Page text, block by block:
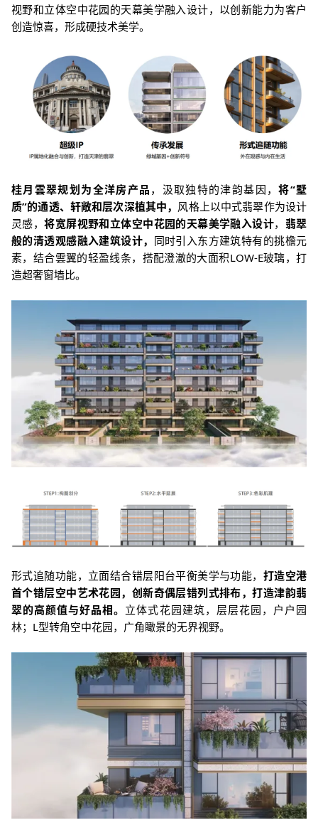
视野和立体空中花园的天幕美学融入设计，以创新能力为客户
创造惊喜，形成硬技术美学。
桂月雲翠规划为全洋房产品 ，汲取独特的津韵基因，将“墅
质”的通透、轩敞和层次深植其中， 风格上以中式翡翠作为设计
灵感，将宽屏视野和立体空中花园的天幕美学融入设计， 翡翠
般的清透观感融入建筑设计， 同时引入东方建筑特有的挑檐元
素，结合雲翼的轻盈线条，搭配澄澈的大面积LOW-E玻璃，打
造超奢窗墙比。
形式追随功能，立面结合错层阳台平衡美学与功能， 打造空港
首个错层空中艺术花园，创新奇偶层错列式排布，打造津韵翡
翠的高颜值与好品相。 立体式花园建筑，层层花园，户户园
林；L型转角空中花园，广角瞰景的无界视野。